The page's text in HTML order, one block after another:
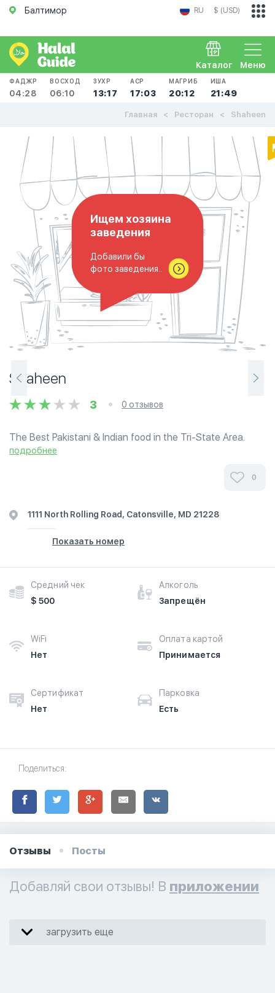
Балтимор RU $ (USD)
Меню
Каталог
ФАДЖР
04:28
ВОСХОД
06:10
ЗУХР
13:17
АСР
17:03
МАГРИБ
20:12
ИША
21:49
Главная Ресторан Shaheen
Ищем хозяина
заведения
Добавили бы
фото заведения..
Shaheen
3 0 отзывов
The Best Pakistani & Indian food in the Tri-State Area.
Now making Mithaee and Pastries in house. Recently
подробнее
0
1111 North Rolling Road, Catonsville, MD 21228
Показать номер
Средний чек
$ 500
Алкоголь
Запрещён
WiFi
Нет
Оплата картой
Принимается
Сертификат
Нет
Парковка
Есть
Поделиться:
Отзывы Посты
Добавляй свои отзывы! В приложении
загрузить еще